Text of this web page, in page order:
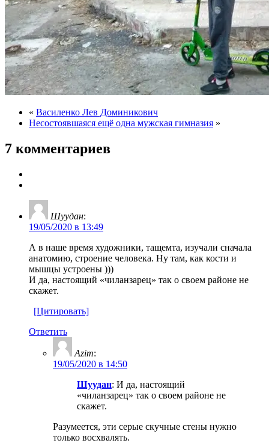
« Василенко Лев Доминикович
Несостоявшаяся ещё одна мужская гимназия »
7 комментариев
Шуудан:
19/05/2020 в 13:49
А в наше время художники, тащемта, изучали сначала
анатомию, строение человека. Ну там, как кости и
мышцы устроены )))
И да, настоящий «чиланзарец» так о своем районе не
скажет.
[Цитировать]
Ответить
Azim:
19/05/2020 в 14:50
Шуудан: И да, настоящий
«чиланзарец» так о своем районе не
скажет.
Разумеется, эти серые скучные стены нужно
только восхвалять.